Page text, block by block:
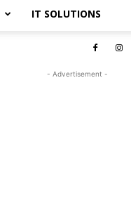
IT SOLUTIONS
- Advertisement -